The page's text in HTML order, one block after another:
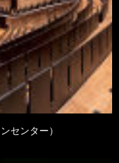
センター）